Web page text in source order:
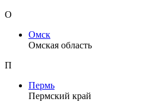
О
Омск
Омская область
П
Пермь
Пермский край